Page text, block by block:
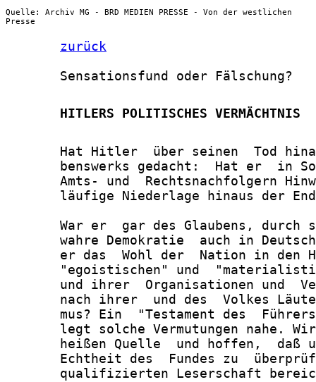
Quelle: Archiv MG - BRD MEDIEN PRESSE - Von der westlichen
Presse
zurück
       Sensationsfund oder Fälschung?
       HITLERS POLITISCHES VERMÄCHTNIS
Hat Hitler  über seinen  Tod
benswerks gedacht:  Hat er  in
Amts- und  Rechtsnachfolgern
läufige Niederlage hinaus der
War er  gar des Glaubens, durch
wahre Demokratie  auch in
er das  Wohl der  Nation in den
"egoistischen" und
und ihrer  Organisationen und
nach ihrer  und des  Volkes
mus? Ein  "Testament des
legt solche Vermutungen nahe.
heißen Quelle  und hoffen,  daß
Echtheit des  Fundes zu
qualifizierten Leserschaft